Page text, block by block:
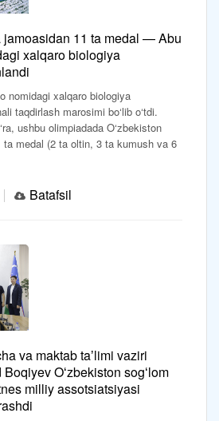
jamoasidan 11 ta medal — Abu
xalqaro biologiya
nomidagi xalqaro biologiya
taqdirlash marosimi bo‘lib o‘tdi.
ushbu olimpiadada O‘zbekiston
medal (2 ta oltin, 3 ta kumush va 6
Batafsil
va maktab taʼlimi vaziri
Oʻzbekiston sogʻlom
milliy assotsiatsiyasi